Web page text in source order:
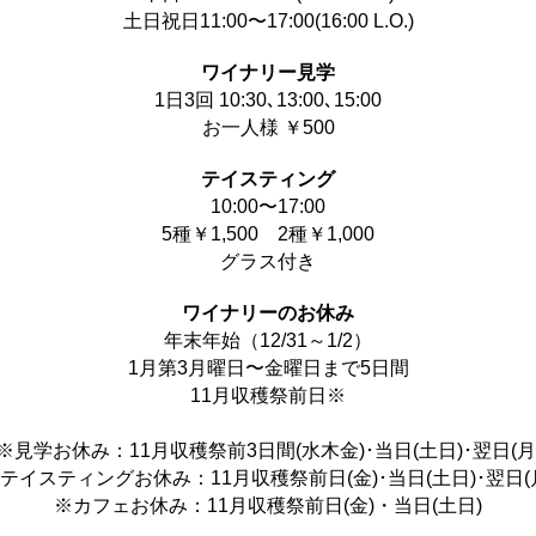
土日祝日11:00〜17:00(16:00 L.O.)
ワイナリー見学
1日3回 10:30､13:00､15:00
お一人様 ￥500
テイスティング
10:00〜17:00
5種￥1,500 2種￥1,000
グラス付き
ワイナリーのお休み
年末年始（12/31～1/2）
1月第3月曜日〜金曜日まで5日間
11月収穫祭前日※
見学お休み：11月収穫祭前3日間(水木金)･当日(土日)･翌日(
イスティングお休み：11月収穫祭前日(金)･当日(土日)･翌日(
※カフェお休み：11月収穫祭前日(金)・当日(土日)